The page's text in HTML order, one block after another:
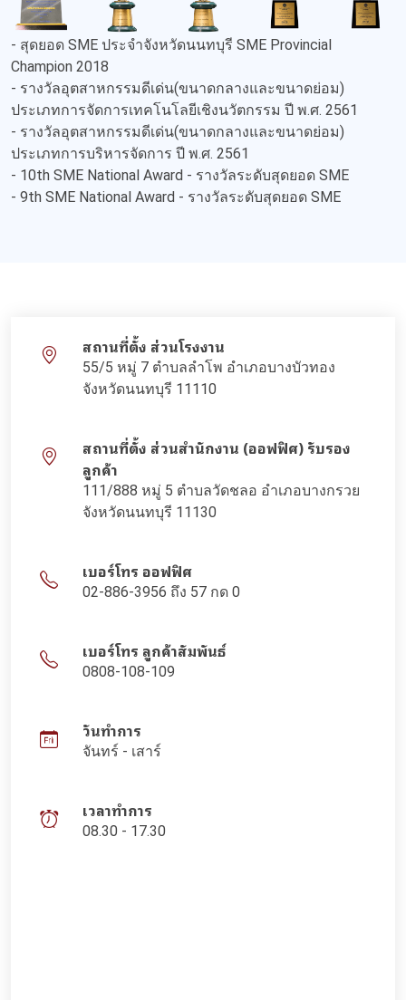
- สุดยอด SME ประจำจังหวัดนนทบุรี SME Provincial
Champion 2018
- รางวัลอุตสาหกรรมดีเด่น(ขนาดกลางและขนาดย่อม)
ประเภทการจัดการเทคโนโลยีเชิงนวัตกรรม ปี พ.ศ. 2561
- รางวัลอุตสาหกรรมดีเด่น(ขนาดกลางและขนาดย่อม)
ประเภทการบริหารจัดการ ปี พ.ศ. 2561
- 10th SME National Award - รางวัลระดับสุดยอด SME
- 9th SME National Award - รางวัลระดับสุดยอด SME
สถานที่ตั้ง ส่วนโรงงาน
55/5 หมู่ 7 ตำบลลำโพ อำเภอบางบัวทอง
จังหวัดนนทบุรี 11110
สถานที่ตั้ง ส่วนสำนักงาน (ออฟฟิศ) รับรอง
ลูกค้า
111/888 หมู่ 5 ตำบลวัดชลอ อำเภอบางกรวย
จังหวัดนนทบุรี 11130
เบอร์โทร ออฟฟิศ
02-886-3956 ถึง 57 กด 0
เบอร์โทร ลูกค้าสัมพันธ์
0808-108-109
วันทำการ
จันทร์ - เสาร์
เวลาทำการ
08.30 - 17.30